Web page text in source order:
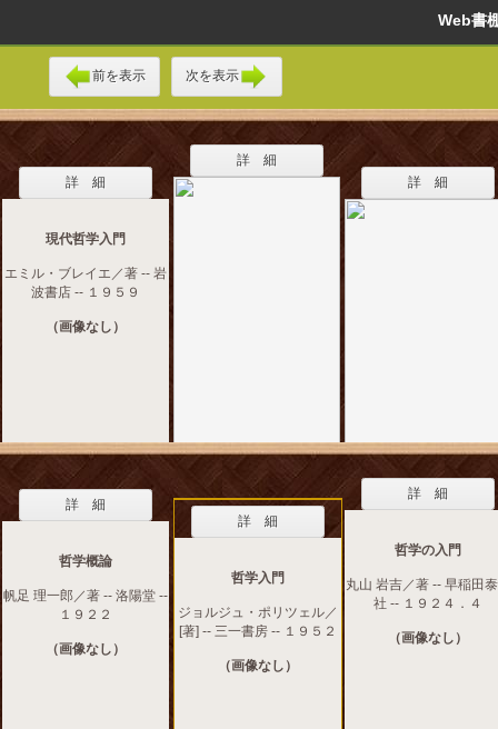
Web
前を表示 次を表示
詳 細
現代哲学入門
エミル・ブレイエ／著 -- 岩
波書店 -- １９５９
（画像なし）
詳 細
詳 細
詳 細
哲学概論
帆足 理一郎／著 -- 洛陽堂 --
１９２２
（画像なし）
詳 細
哲学入門
ジョルジュ・ポリツェル／
[著] -- 三一書房 -- １９５２
（画像なし）
詳 細
哲学の入門
丸山 岩吉／著 -- 早稲田
社 -- １９２４．４
（画像なし）